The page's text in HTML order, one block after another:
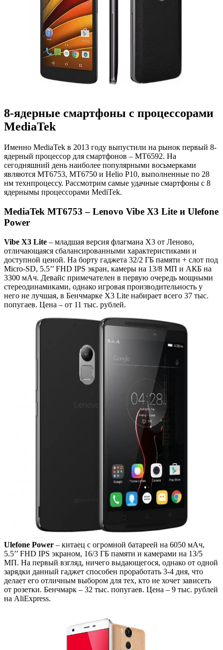
8-ядерные смартфоны с процессорами
MediaTek
Именно MediaTek в 2013 году выпустили на рынок первый 8-
ядерный процессор для смартфонов – MT6592. На
сегодняшний день наиболее популярными восьмерками
являются MT6753, МТ6750 и Helio P10, выполненные по 28
нм технпроцессу. Рассмотрим самые удачные смартфоны с 8
ядернымы процессорами MediTek.
MediaTek MT6753 – Lenovo Vibe X3 Lite и Ulefone
Power
Vibe X3 Lite – младшая версия флагмана X3 от Леново,
отличающаяся сбалансированными характеристиками и
доступной ценой. На борту гаджета 32/2 ГБ памяти + слот под
Micro-SD, 5.5’’ FHD IPS экран, камеры на 13/8 МП и АКБ на
3300 мАч. Девайс примечателен в первую очередь мощными
стереодинамиками, однако игровая производительность у
него не лучшая, в Бенчмарке Х3 Lite набирает всего 37 тыс.
попугаев. Цена – от 11 тыс. рублей.
Ulefone Power – китаец с огромной батареей на 6050 мАч,
5.5’’ FHD IPS экраном, 16/3 ГБ памяти и камерами на 13/5
МП. На первый взгляд, ничего выдающегося, однако от одной
зарядки данный гаджет способен проработать 3-4 дня, что
делает его отличным выбором для тех, кто не хочет зависеть
от розетки. Бенчмарк – 32 тыс. попугаев. Цена – 9 тыс. рублей
на AliExpress.